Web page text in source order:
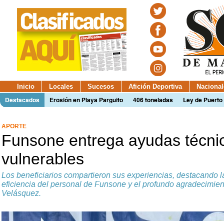
Inicio Locales Sucesos Afición Deportiva
Destacados Erosión en Playa Parguito 406 toneladas Ley de
APORTE
Funsone entrega ayudas
vulnerables
Los beneficiarios compartieron sus experiencias, destacando
eficiencia del personal de Funsone y el profundo
Velásquez.